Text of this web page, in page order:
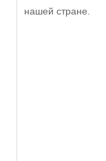
нашей стране.